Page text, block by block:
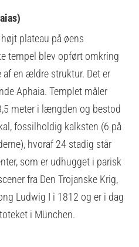
plateau på øens
tempel blev opført omkring
af en ældre struktur. Det er
Aphaia. Templet måler
meter i længden og bestod
fossilholdig kalksten (6 på
hvoraf 24 stadig står
som er udhugget i parisk
fra Den Trojanske Krig,
Ludwig I i 1812 og er i dag
i München.